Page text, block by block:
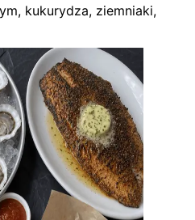
kukurydza, ziemniaki,